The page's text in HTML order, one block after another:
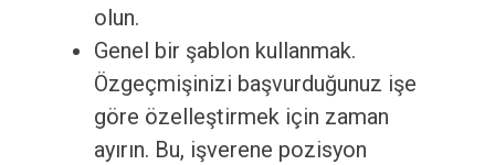
olun.
Genel bir şablon kullanmak.
Özgeçmişinizi başvurduğunuz işe
göre özelleştirmek için zaman
ayırın. Bu, işverene pozisyon